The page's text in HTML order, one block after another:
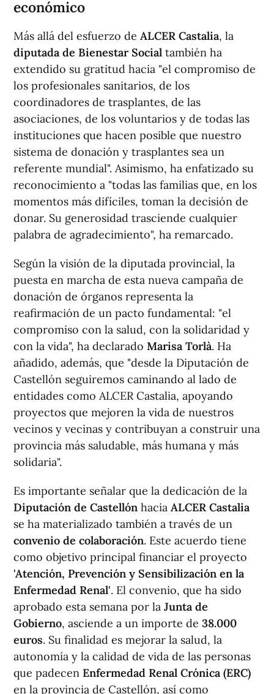
económico
Más allá del esfuerzo de ALCER Castalia, la
diputada de Bienestar Social también ha
extendido su gratitud hacia "el compromiso de
los profesionales sanitarios, de los
coordinadores de trasplantes, de las
asociaciones, de los voluntarios y de todas las
instituciones que hacen posible que nuestro
sistema de donación y trasplantes sea un
referente mundial". Asimismo, ha enfatizado su
reconocimiento a "todas las familias que, en los
momentos más difíciles, toman la decisión de
donar. Su generosidad trasciende cualquier
palabra de agradecimiento", ha remarcado.
Según la visión de la diputada provincial, la
puesta en marcha de esta nueva campaña de
donación de órganos representa la
reafirmación de un pacto fundamental: "el
compromiso con la salud, con la solidaridad y
con la vida", ha declarado Marisa Torlà. Ha
añadido, además, que "desde la Diputación de
Castellón seguiremos caminando al lado de
entidades como ALCER Castalia, apoyando
proyectos que mejoren la vida de nuestros
vecinos y vecinas y contribuyan a construir una
provincia más saludable, más humana y más
solidaria".
Es importante señalar que la dedicación de la
Diputación de Castellón hacia ALCER Castalia
se ha materializado también a través de un
convenio de colaboración. Este acuerdo tiene
como objetivo principal financiar el proyecto
'Atención, Prevención y Sensibilización en la
Enfermedad Renal'. El convenio, que ha sido
aprobado esta semana por la Junta de
Gobierno, asciende a un importe de 38.000
euros. Su finalidad es mejorar la salud, la
autonomía y la calidad de vida de las personas
que padecen Enfermedad Renal Crónica (ERC)
en la provincia de Castellón, así como